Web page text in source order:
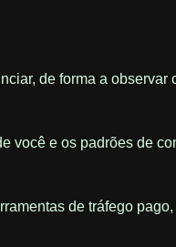
de forma a
você e os padrões de
de tráfego